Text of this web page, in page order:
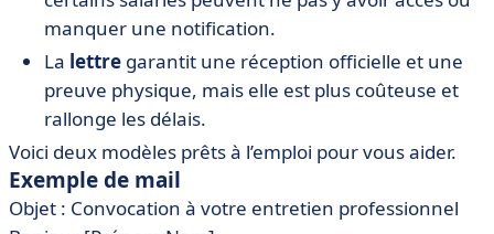
manquer une notification.
La lettre garantit une réception officielle et une
preuve physique, mais elle est plus coûteuse et
rallonge les délais.
Voici deux modèles prêts à l’emploi pour vous aider.
Exemple de mail
Objet : Convocation à votre entretien professionnel